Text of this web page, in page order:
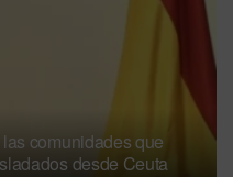
comunidades que
desde Ceuta